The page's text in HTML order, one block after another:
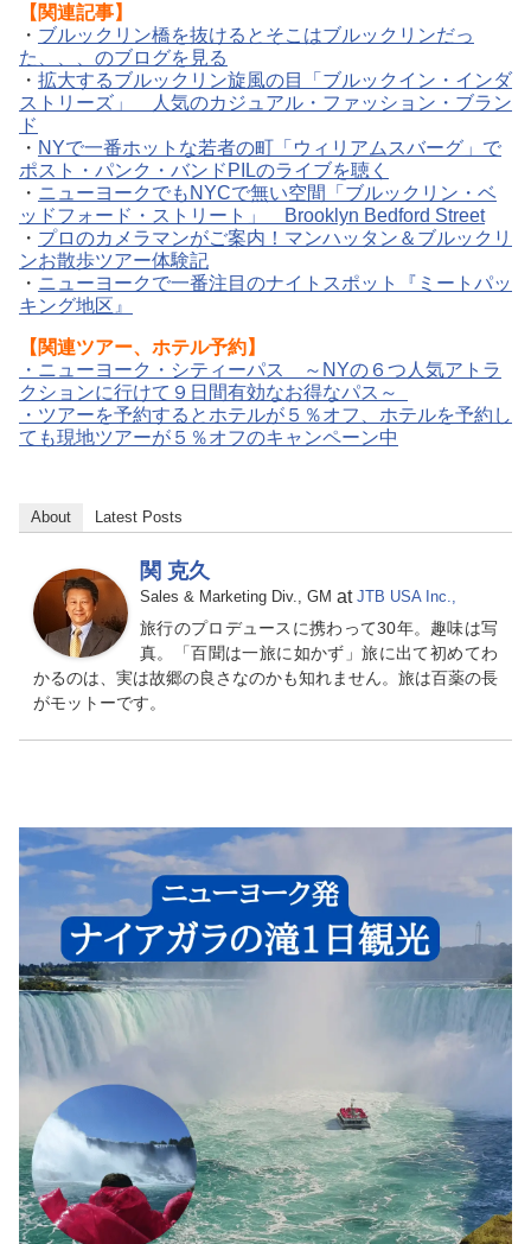
【関連記事】
・ ブルックリン橋を抜けるとそこはブルックリンだっ
た、、、のブログを見る
・ 拡大するブルックリン旋風の目「ブルックイン・インダ
ストリーズ」 人気のカジュアル・ファッション・ブラン
ド
・ NYで一番ホットな若者の町「ウィリアムスバーグ」で
ポスト・パンク・バンドPILのライブを聴く
・ ニューヨークでもNYCで無い空間「ブルックリン・ベ
ッドフォード・ストリート」 Brooklyn Bedford Street
・ プロのカメラマンがご案内！マンハッタン＆ブルックリ
ンお散歩ツアー体験記
・ ニューヨークで一番注目のナイトスポット『ミートパッ
キング地区』
【関連ツアー、ホテル予約】
・ニューヨーク・シティーパス ～NYの６つ人気アトラ
クションに行けて９日間有効なお得なパス～
・ツアーを予約するとホテルが５％オフ、ホテルを予約し
ても現地ツアーが５％オフのキャンペーン中
About Latest Posts
関 克久
Sales & Marketing Div., GM at JTB USA Inc.,
旅行のプロデュースに携わって30年。趣味は写
真。「百聞は一旅に如かず」旅に出て初めてわ
かるのは、実は故郷の良さなのかも知れません。旅は百薬の長
がモットーです。